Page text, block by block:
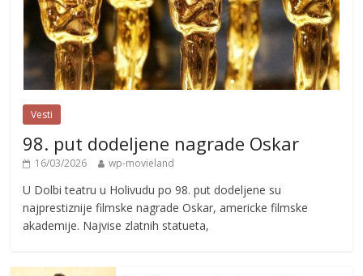
Vesti
98. put dodeljene nagrade Oskar
16/03/2026 wp-movieland
U Dolbi teatru u Holivudu po 98. put dodeljene su
najprestiznije filmske nagrade Oskar, americke filmske
akademije. Najvise zlatnih statueta,